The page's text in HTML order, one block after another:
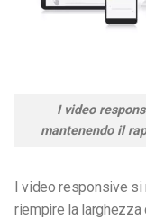
I video
mantenendo il
I video responsive si
riempire la larghezza